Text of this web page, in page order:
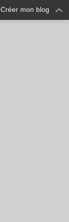
Créer mon blog